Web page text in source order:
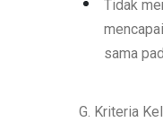
Tidak
sama
G. Kriteria